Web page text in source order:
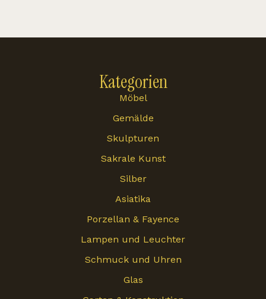
Kategorien
Möbel
Gemälde
Skulpturen
Sakrale Kunst
Silber
Asiatika
Porzellan & Fayence
Lampen und Leuchter
Schmuck und Uhren
Glas